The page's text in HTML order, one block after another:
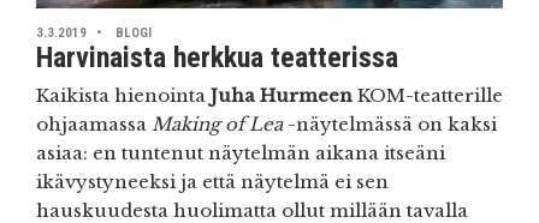
3.3.2019 BLOGI
Harvinaista herkkua teatterissa
Kaikista hienointa Juha Hurmeen KOM-teatterille
ohjaamassa Making of Lea -näytelmässä on kaksi
asiaa: en tuntenut näytelmän aikana itseäni
ikävystyneeksi ja että näytelmä ei sen
hauskuudesta huolimatta ollut millään tavalla